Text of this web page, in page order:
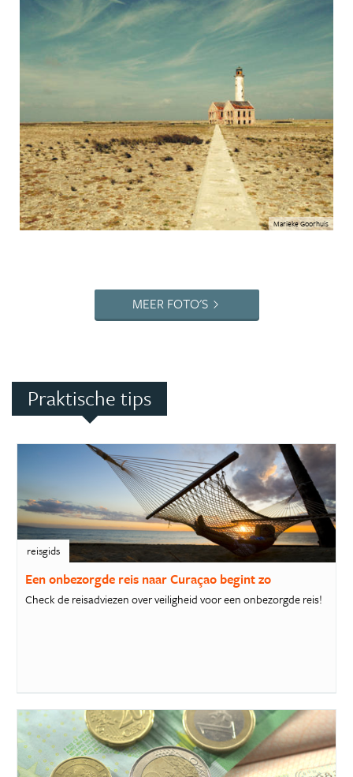
Marieke Goorhuis
MEER FOTO'S
Praktische tips
reisgids
Een onbezorgde reis naar Curaçao begint zo
Check de reisadviezen over veiligheid voor een onbezorgde reis!